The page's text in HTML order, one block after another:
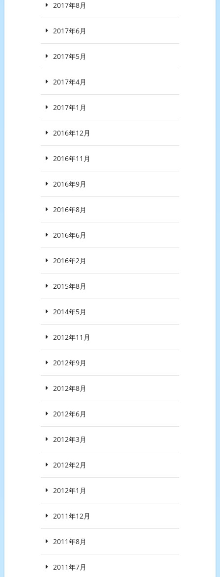
2017年8月
2017年6月
2017年5月
2017年4月
2017年1月
2016年12月
2016年11月
2016年9月
2016年8月
2016年6月
2016年2月
2015年8月
2014年5月
2012年11月
2012年9月
2012年8月
2012年6月
2012年3月
2012年2月
2012年1月
2011年12月
2011年8月
2011年7月